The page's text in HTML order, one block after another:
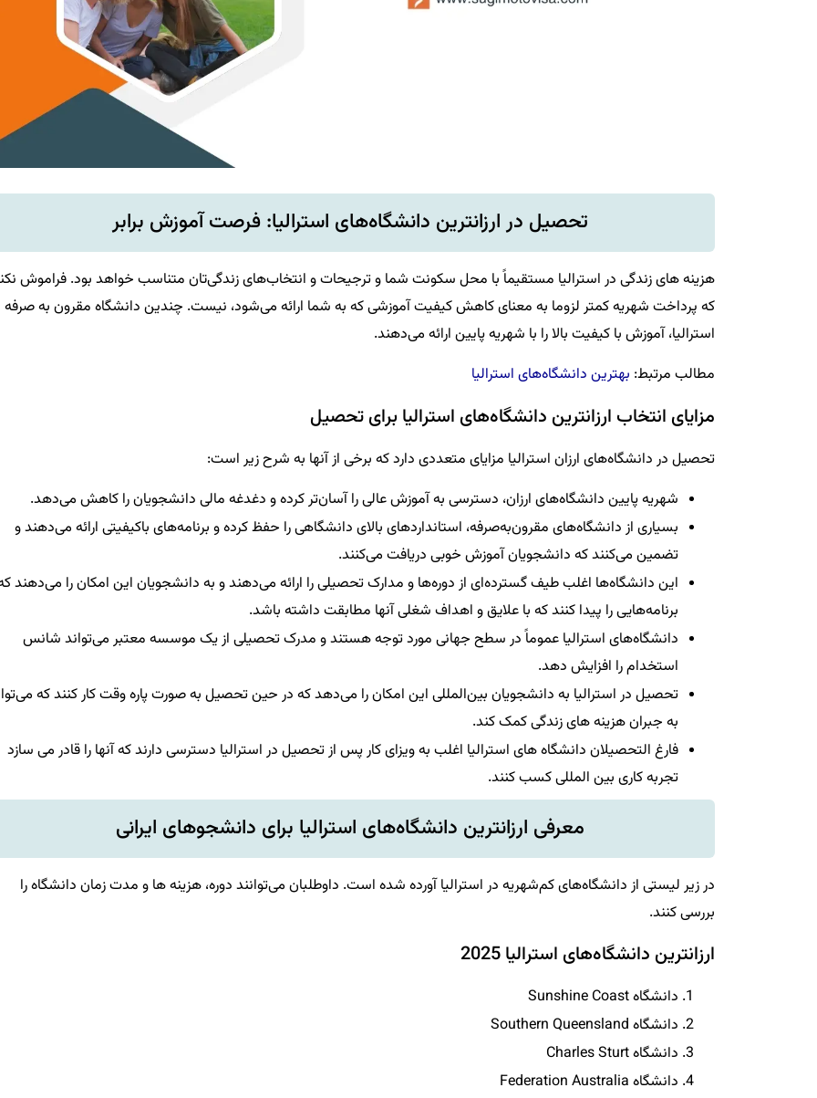
تحصیل در ارزانترین دانشگاه‌های استرالیا: فرصت آموزش برابر
هزینه‌ های زندگی در استرالیا مستقیماً با محل سکونت شما و ترجیحات و انتخاب‌های زندگی‌تان متناسب خواهد بود. فراموش
که پرداخت شهریه کمتر لزوما به معنای کاهش کیفیت آموزشی که به شما ارائه می‌شود، نیست. چندین دانشگاه مقرون به صرفه
استرالیا، آموزش با کیفیت بالا را با شهریه پایین ارائه می‌دهند.
مطالب مرتبط: بهترین دانشگاه‌های استرالیا
مزایای انتخاب ارزانترین دانشگاه‌های استرالیا برای تحصیل
تحصیل در دانشگاه‌های ارزان استرالیا مزایای متعددی دارد که برخی از آنها به شرح زیر است:
شهریه پایین دانشگاه‌های ارزان، دسترسی به آموزش عالی را آسان‌تر کرده و دغدغه مالی دانشجویان را کاهش می‌دهد.
بسیاری از دانشگاه‌های مقرون‌به‌صرفه، استانداردهای بالای دانشگاهی را حفظ کرده و برنامه‌های باکیفیتی ارائه می‌دهند و
تضمین می‌کنند که دانشجویان آموزش خوبی دریافت می‌کنند.
این دانشگاه‌ها اغلب طیف گسترده‌ای از دوره‌ها و مدارک تحصیلی را ارائه می‌دهند و به دانشجویان این امکان را می‌دهند
برنامه‌هایی را پیدا کنند که با علایق و اهداف شغلی آنها مطابقت داشته باشد.
دانشگاه‌های استرالیا عموماً در سطح جهانی مورد توجه هستند و مدرک تحصیلی از یک موسسه معتبر می‌تواند شانس
استخدام را افزایش دهد.
تحصیل در استرالیا به دانشجویان بین‌المللی این امکان را می‌دهد که در حین تحصیل به صورت پاره وقت کار کنند که
به جبران هزینه‌ های زندگی کمک کند.
فارغ التحصیلان دانشگاه های استرالیا اغلب به ویزای کار پس از تحصیل در استرالیا دسترسی دارند که آنها را قادر می سازد
تجربه کاری بین المللی کسب کنند.
معرفی ارزانترین دانشگاه‌های استرالیا برای دانشجوهای ایرانی
در زیر لیستی از دانشگاه‌های کم‌شهریه در استرالیا آورده شده است. داوطلبان می‌توانند دوره، هزینه‌ ها و مدت زمان دانشگاه را
بررسی کنند.
ارزانترین دانشگاه‌های استرالیا 2025
دانشگاه Sunshine Coast
دانشگاه Southern Queensland
دانشگاه Charles Sturt
دانشگاه Federation Australia